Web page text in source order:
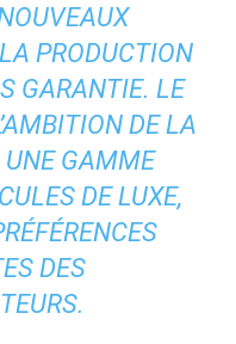
PRODUCTION
GARANTIE. LE
DE LA
UNE GAMME
DE LUXE,
DES